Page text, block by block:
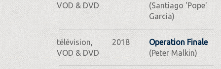
VOD & DVD
(Santiago 'Pope'
Garcia)
télévision,
VOD & DVD
2018
Operation Finale
(Peter Malkin)